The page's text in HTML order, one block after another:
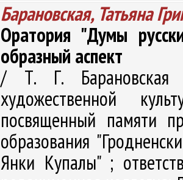
Барановская, Татьяна
Оратория "Думы
образный аспект
/ Т. Г. Барановская
художественной
посвященный памяти
образования
Янки Купалы" ;